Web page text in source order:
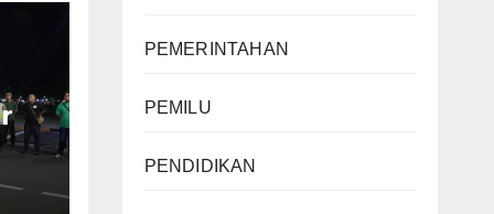
PEMERINTAHAN
PEMILU
PENDIDIKAN